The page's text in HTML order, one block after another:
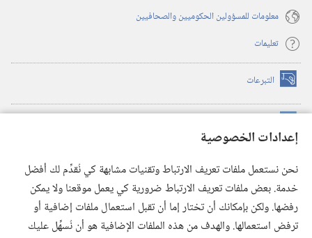
إعدادات الخصوصية
نحن نستعمل ملفات تعريف الارتباط وتقنيات مشابهة كي نُقدِّم لك أفضل
خدمة. بعض ملفات تعريف الارتباط ضرورية كي يعمل موقعنا ولا يمكن
رفضها. ولكن بإمكانك أن تختار إما أن تقبل استعمال ملفات إضافية أو
ترفض استعمالها. والهدف من هذه الملفات الإضافية هو أن نُسهِّل عليك
معلومات للمسؤولين الحكوميين والصحافيين
تعليمات
التبرعات (يفتح
نافذة
(يفتح
نافذة
(يفتح
نافذة
جديدة) تطبيق ®
JW Library
مكتبة برج المراقبة